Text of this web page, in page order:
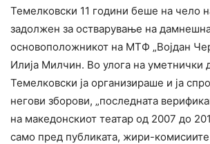
Темелковски 11 години беше на чело
задолжен за остварување на
основоположникот на МТФ „Војдан
Илија Милчин. Во улога на уметнички
Темелковски ја организираше и ја
негови зборови, „последната
на македонскиот театар од 2007 до
само пред публиката, жири-